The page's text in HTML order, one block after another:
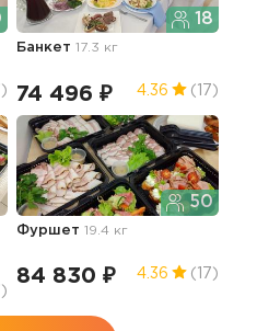
18
Банкет 17.3 кг
74 496 ₽ 4.36 (17)
50
Фуршет 19.4 кг
84 830 ₽ 4.36 (17)